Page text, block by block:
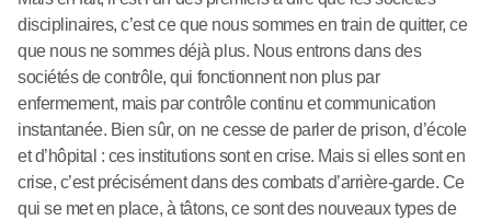
disciplinaires, c’est ce que nous sommes en train de quitter, ce
que nous ne sommes déjà plus. Nous entrons dans des
sociétés de contrôle, qui fonctionnent non plus par
enfermement, mais par contrôle continu et communication
instantanée. Bien sûr, on ne cesse de parler de prison, d’école
et d’hôpital : ces institutions sont en crise. Mais si elles sont en
crise, c’est précisément dans des combats d’arrière-garde. Ce
qui se met en place, à tâtons, ce sont des nouveaux types de